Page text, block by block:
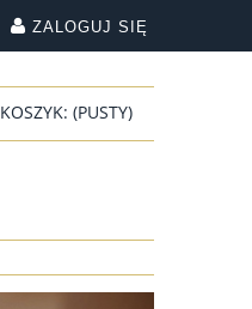
ZALOGUJ SIĘ
KOSZYK: (PUSTY)